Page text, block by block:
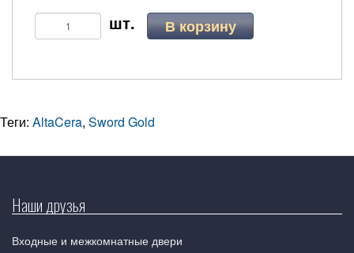
В корзину
Теги: AltaCera, Sword Gold
Наши друзья
Входные и межкомнатные двери